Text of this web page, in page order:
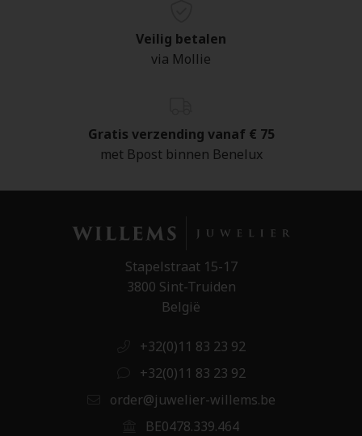
Veilig betalen
via Mollie
Gratis verzending vanaf € 75
met Bpost binnen Benelux
Stapelstraat 15-17
3800 Sint-Truiden
België
+32(0)11 83 23 92
+32(0)11 83 23 92
order@juwelier-willems.be
BE0478.339.464